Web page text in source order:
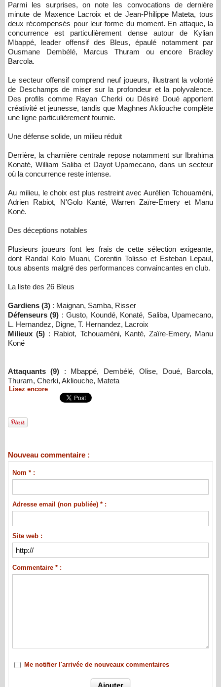
Parmi les surprises, on note les convocations de dernière
minute de Maxence Lacroix et de Jean-Philippe Mateta, tous
deux récompensés pour leur forme du moment. En attaque, la
concurrence est particulièrement dense autour de Kylian
Mbappé, leader offensif des Bleus, épaulé notamment par
Ousmane Dembélé, Marcus Thuram ou encore Bradley
Barcola.
Le secteur offensif comprend neuf joueurs, illustrant la volonté
de Deschamps de miser sur la profondeur et la polyvalence.
Des profils comme Rayan Cherki ou Désiré Doué apportent
créativité et jeunesse, tandis que Maghnes Akliouche complète
une ligne particulièrement fournie.
Une défense solide, un milieu réduit
Derrière, la charnière centrale repose notamment sur Ibrahima
Konaté, William Saliba et Dayot Upamecano, dans un secteur
où la concurrence reste intense.
Au milieu, le choix est plus restreint avec Aurélien Tchouaméni,
Adrien Rabiot, N'Golo Kanté, Warren Zaïre-Emery et Manu
Koné.
Des déceptions notables
Plusieurs joueurs font les frais de cette sélection exigeante,
dont Randal Kolo Muani, Corentin Tolisso et Esteban Lepaul,
tous absents malgré des performances convaincantes en club.
La liste des 26 Bleus
Gardiens (3) : Maignan, Samba, Risser
Défenseurs (9) : Gusto, Koundé, Konaté, Saliba, Upamecano,
L. Hernandez, Digne, T. Hernandez, Lacroix
Milieux (5) : Rabiot, Tchouaméni, Kanté, Zaïre-Emery, Manu
Koné
Attaquants (9) : Mbappé, Dembélé, Olise, Doué, Barcola,
Thuram, Cherki, Akliouche, Mateta
Lisez encore
Nouveau commentaire :
Nom * :
Adresse email (non publiée) * :
Site web :
Commentaire * :
Me notifier l'arrivée de nouveaux commentaires